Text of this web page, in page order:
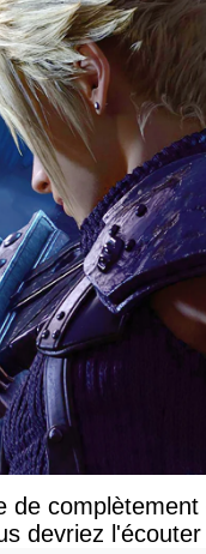
de
devriez l'écouter